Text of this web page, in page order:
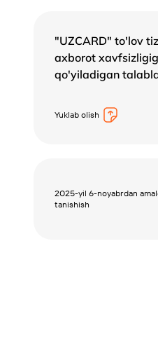
"UZCARD" to'lov
axborot
qo'yiladigan
Yuklab olish
2025-yil 6-noyabrdan
tanishish